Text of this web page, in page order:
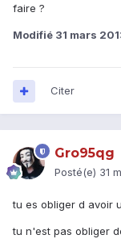
faire ?
Modifié 31 mars
Citer
Gro95qg
Posté(e) 31
tu es obliger d avoir
tu n'est pas obliger